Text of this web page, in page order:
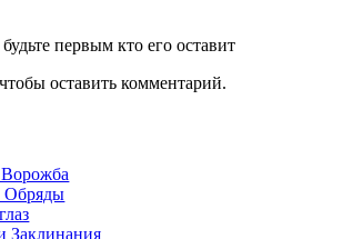
первым кто его оставит
оставить комментарий.
Обряды
Заклинания